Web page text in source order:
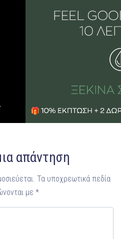
απάντηση
Τα υποχρεωτικά πεδία
με *